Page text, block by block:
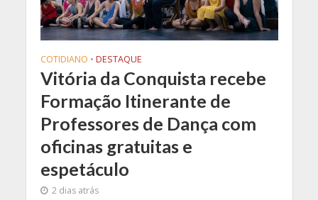
COTIDIANO • DESTAQUE
Vitória da Conquista recebe
Formação Itinerante de
Professores de Dança com
oficinas gratuitas e
espetáculo
2 dias atrás